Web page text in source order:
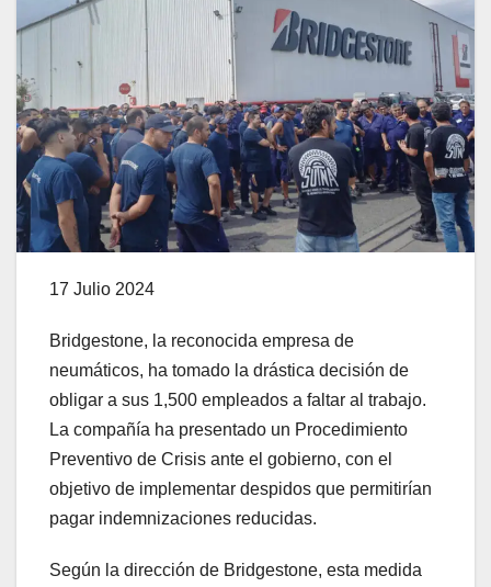
17 Julio 2024
Bridgestone, la reconocida empresa de
neumáticos, ha tomado la drástica decisión de
obligar a sus 1,500 empleados a faltar al trabajo.
La compañía ha presentado un Procedimiento
Preventivo de Crisis ante el gobierno, con el
objetivo de implementar despidos que permitirían
pagar indemnizaciones reducidas.
Según la dirección de Bridgestone, esta medida